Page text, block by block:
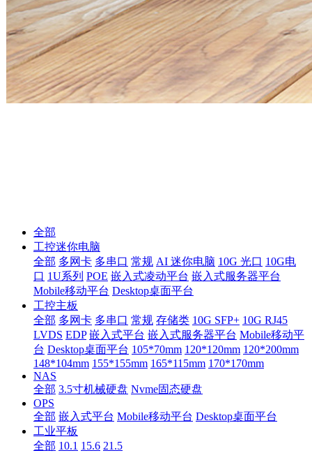
全部
工控迷你电脑
全部 多网卡 多串口 常规 AI 迷你电脑 10G 光口 10G电
口 1U系列 POE 嵌入式凌动平台 嵌入式服务器平台
Mobile移动平台 Desktop桌面平台
工控主板
全部 多网卡 多串口 常规 存储类 10G SFP+ 10G RJ45
LVDS EDP 嵌入式平台 嵌入式服务器平台 Mobile移动平
台 Desktop桌面平台 105*70mm 120*120mm 120*200mm
148*104mm 155*155mm 165*115mm 170*170mm
NAS
全部 3.5寸机械硬盘 Nvme固态硬盘
OPS
全部 嵌入式平台 Mobile移动平台 Desktop桌面平台
工业平板
全部 10.1 15.6 21.5